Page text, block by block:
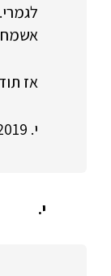
לגמרי.
אשמח
אז
י. 24.6.2019
י.